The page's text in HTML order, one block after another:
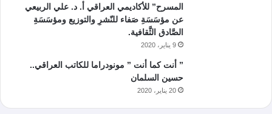
المسرح” للأكاديمي العراقي أ. د. علي الربيعي
عن مؤسَسَةِ صَفاء للنّشرِ والتوزيع ومؤسَسَةِ
الصَّادق الثَّقافية.
9 يناير، 2020
” أنت كما أنت ” مونودراما للكاتب العراقي..
حسين السلمان
20 يناير، 2020